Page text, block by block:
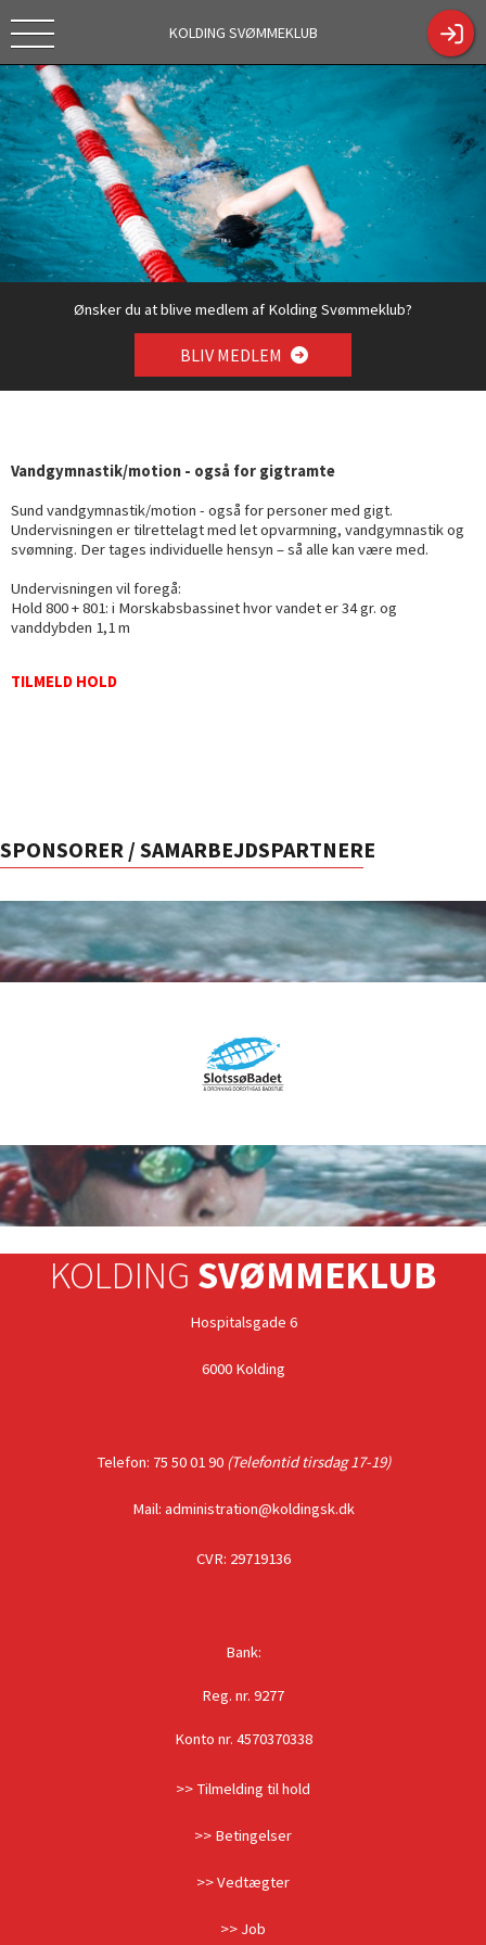
KOLDING SVØMMEKLUB
Tekstc
Tilmelding
sæson
2026/2027
https://kol
dingsk.dk/
ShowCont
entPage.a
spx?
ContentPa
geID=330
4
Ønsker du at blive medlem af Kolding Svømmeklub?
BLIV MEDLEM
Vandgymnastik/motion - også for gigtramte
Sund vandgymnastik/motion - også for personer med gigt.
Undervisningen er tilrettelagt med let opvarmning, vandgymnastik og
svømning. Der tages individuelle hensyn – så alle kan være med.
Undervisningen vil foregå:
Hold 800 + 801: i Morskabsbassinet hvor vandet er 34 gr. og
vanddybden 1,1 m
TILMELD HOLD
SPONSORER / SAMARBEJDSPARTNERE
KOLDING SVØMMEKLUB
Hospitalsgade 6
6000 Kolding
Telefon: 75 50 01 90 (Telefontid tirsdag 17-19)
Mail: administration@koldingsk.dk
CVR: 29719136
Bank:
Reg. nr. 9277
Konto nr. 4570370338
>> Tilmelding til hold
>> Betingelser
>> Vedtægter
>> Job